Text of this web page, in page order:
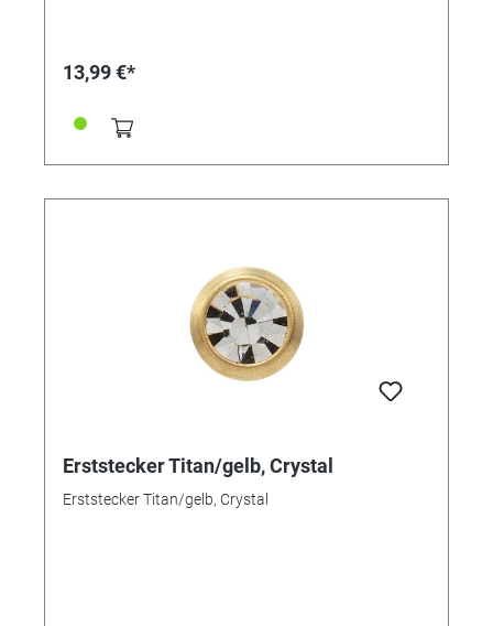
13,99 €*
Erststecker Titan/gelb, Crystal
Erststecker Titan/gelb, Crystal